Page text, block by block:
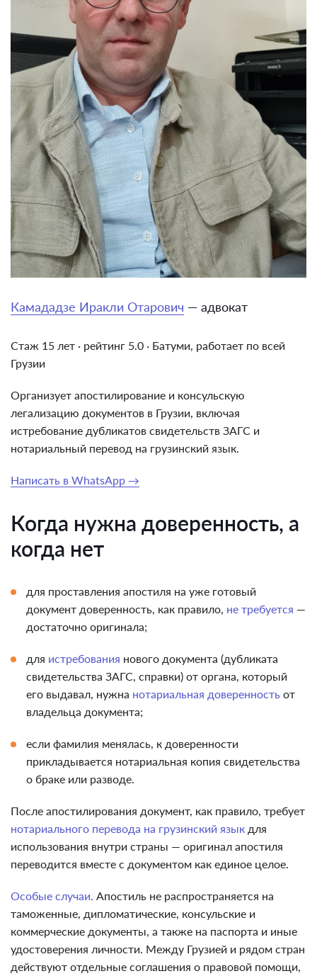
Камададзе Иракли Отарович — адвокат
Стаж 15 лет · рейтинг 5.0 · Батуми, работает по всей
Грузии
Организует апостилирование и консульскую
легализацию документов в Грузии, включая
истребование дубликатов свидетельств ЗАГС и
нотариальный перевод на грузинский язык.
Написать в WhatsApp →
Когда нужна доверенность, а
когда нет
для проставления апостиля на уже готовый
документ доверенность, как правило, не требуется —
достаточно оригинала;
для истребования нового документа (дубликата
свидетельства ЗАГС, справки) от органа, который
его выдавал, нужна нотариальная доверенность от
владельца документа;
если фамилия менялась, к доверенности
прикладывается нотариальная копия свидетельства
о браке или разводе.
После апостилирования документ, как правило, требует
нотариального перевода на грузинский язык для
использования внутри страны — оригинал апостиля
переводится вместе с документом как единое целое.
Особые случаи. Апостиль не распространяется на
таможенные, дипломатические, консульские и
коммерческие документы, а также на паспорта и иные
удостоверения личности. Между Грузией и рядом стран
действуют отдельные соглашения о правовой помощи,